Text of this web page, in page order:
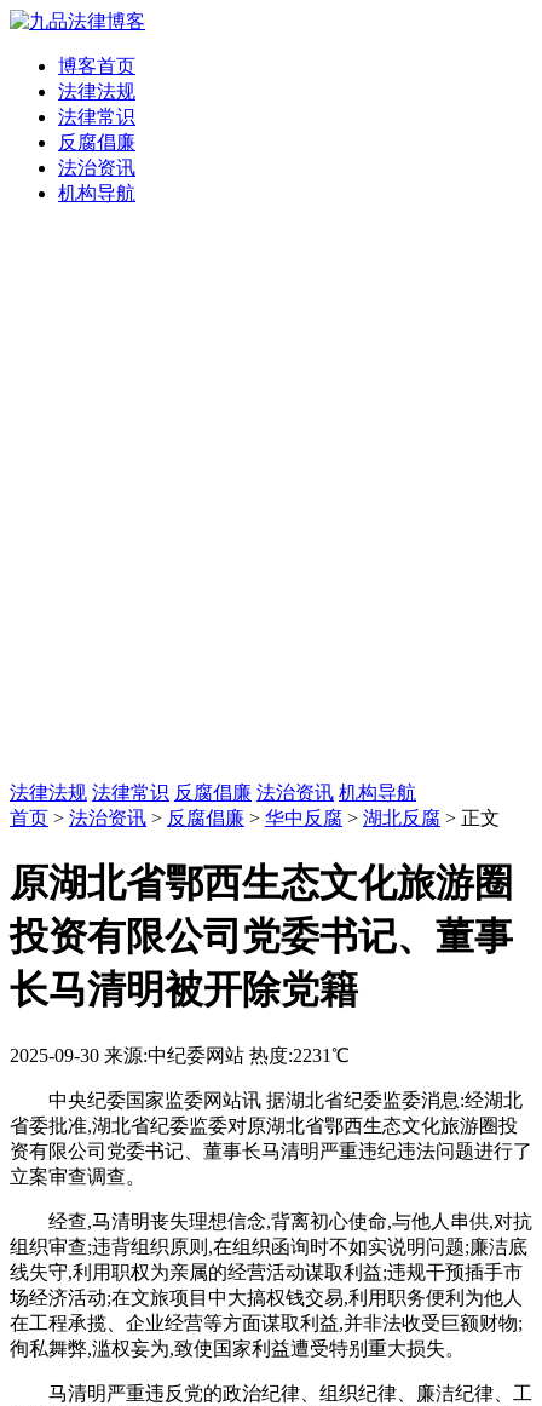
博客首页
法律法规
法律常识
反腐倡廉
法治资讯
机构导航
法律法规 法律常识 反腐倡廉 法治资讯 机构导航
首页 > 法治资讯 > 反腐倡廉 > 华中反腐 > 湖北反腐 > 正文
原湖北省鄂西生态文化旅游圈
投资有限公司党委书记、董事
长马清明被开除党籍
2025-09-30 来源:中纪委网站 热度:2231℃
中央纪委国家监委网站讯 据湖北省纪委监委消息:经湖北
省委批准,湖北省纪委监委对原湖北省鄂西生态文化旅游圈投
资有限公司党委书记、董事长马清明严重违纪违法问题进行了
立案审查调查。
经查,马清明丧失理想信念,背离初心使命,与他人串供,对抗
组织审查;违背组织原则,在组织函询时不如实说明问题;廉洁底
线失守,利用职权为亲属的经营活动谋取利益;违规干预插手市
场经济活动;在文旅项目中大搞权钱交易,利用职务便利为他人
在工程承揽、企业经营等方面谋取利益,并非法收受巨额财物;
徇私舞弊,滥权妄为,致使国家利益遭受特别重大损失。
马清明严重违反党的政治纪律、组织纪律、廉洁纪律、工